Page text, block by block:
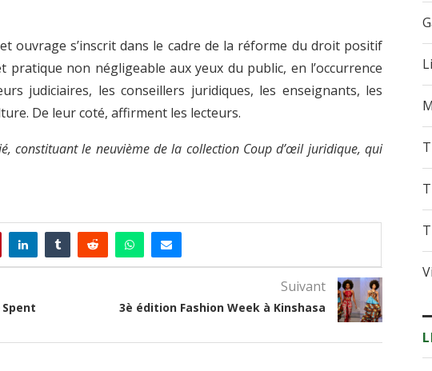
ouvrage s’inscrit dans le cadre de la réforme du droit positif
non négligeable aux yeux du public, en l’occurrence
judiciaires, les conseillers juridiques, les enseignants, les
De leur coté, affirment les lecteurs.
constituant le neuvième de la collection Coup d’œil juridique, qui
Suivant
3è édition Fashion Week à Kinshasa